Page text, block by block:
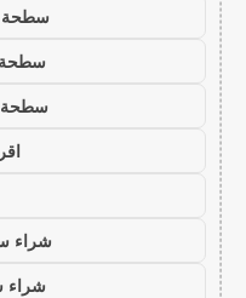
سطحة
سطحة
سطحة
شراء
شراء